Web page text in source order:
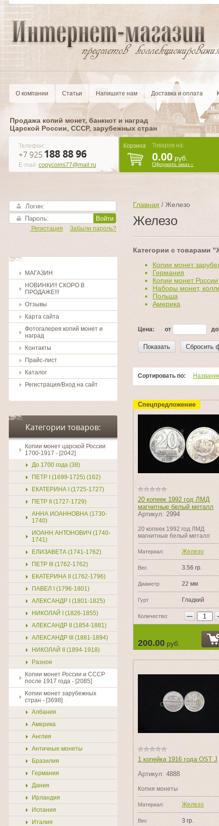
О компании Статьи Напишите нам Доставка и оплата
Продажа копий монет, банкнот и наград
Царской России, CCCР, зарубежных стран
Телефон:
+7 925 188 88 96
E-mail: copycoins77@mail.ru
Товаров на:
0.00 руб.
Оформить заказ »
Войти
Забыли пароль?
Регистация
МАГАЗИН
НОВИНКИ!! СКОРО В
ПРОДАЖЕ!!!
Отзывы
Карта сайта
Фотогалерея копий монет и
наград
Контакты
Прайс-лист
Каталог
Регистрация/Вход на сайт
Категории товаров:
Копии монет царской России
1700-1917 - [2042]
До 1700 года (38)
ПЕТР I (1699-1725) (162)
ЕКАТЕРИНА I (1725-1727)
ПЕТР II (1727-1729)
АННА ИОАННОВНА (1730-
1740)
ИОАНН АНТОНОВИЧ (1740-
1741)
ЕЛИЗАВЕТА (1741-1762)
ПЕТР III (1762-1762)
ЕКАТЕРИНА II (1762-1796)
ПАВЕЛ I (1796-1801)
АЛЕКСАНДР I (1801-1825)
НИКОЛАЙ I (1826-1855)
АЛЕКСАНДР II (1854-1881)
АЛЕКСАНДР III (1881-1894)
НИКОЛАЙ II (1894-1918)
Разное
Копии монет России и СССР
после 1917 года - [2085]
Копии монет зарубежных
стран - [3698]
Албания
Америка
Англия
Античные монеты
Бразилия
Германия
Дания
Ирландия
Испания
Италия
Главная / Железо
Железо
Категории с товарами
Копии монет
Германия
Копии монет
Наборы монет,
Польша
Америка
Цена: от до
Показать Сбросить
Сортировать по:
Спецпредложение
20 копеек 1992 год ЛМД
магнитные белый металл
Артикул: 2994
20 копеек 1992 год ЛМД
магнитные белый металл
Материал: Железо
Вес 3.56 гр.
Диаметр 22 мм
Гурт Гладкий
Количество: −
200.00 руб.
1 копейка 1916 года OST J
Артикул: 4888
Копия монеты
Материал: Железо
Вес 3 гр.